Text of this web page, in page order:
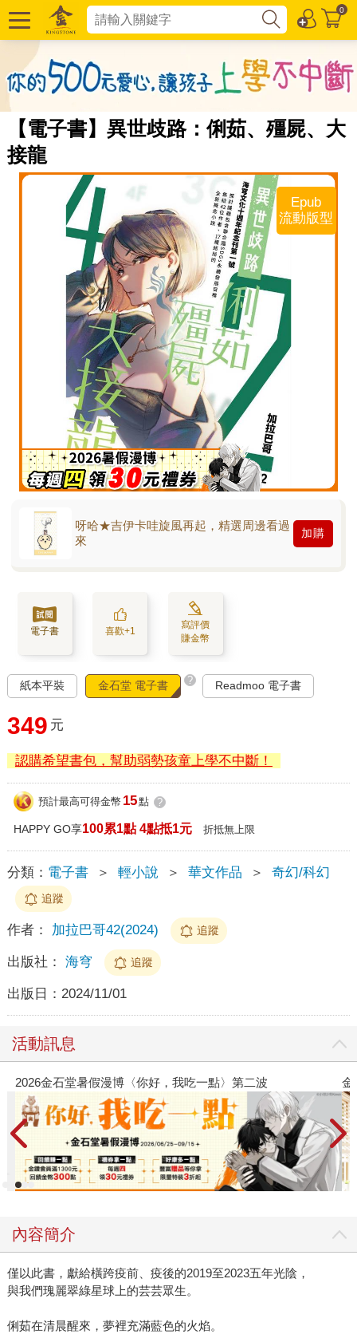
0
【電子書】異世歧路：俐茹、殭屍、大
接龍
Epub
流動版型
呀哈★吉伊卡哇旋風再起，精選周邊看過
來
加購
電子書 喜歡+1
寫評價
賺金幣
紙本平裝 金石堂 電子書 ? Readmoo 電子書
349 元
認購希望書包，幫助弱勢孩童上學不中斷！
預計最高可得金幣 15點 ?
HAPPY GO享100累1點 4點抵1元 折抵無上限
分類： 電子書 ＞ 輕小說 ＞ 華文作品 ＞ 奇幻/科幻
追蹤
作者： 加拉巴哥42(2024) 追蹤
出版社： 海穹 追蹤
出版日： 2024/11/01
活動訊息
2026金石堂暑假漫博〈你好，我吃一點〉第二波 金
內容簡介
僅以此書，獻給橫跨疫前、疫後的2019至2023五年光陰，
與我們瑰麗翠綠星球上的芸芸眾生。
俐茹在清晨醒來，夢裡充滿藍色的火焰。